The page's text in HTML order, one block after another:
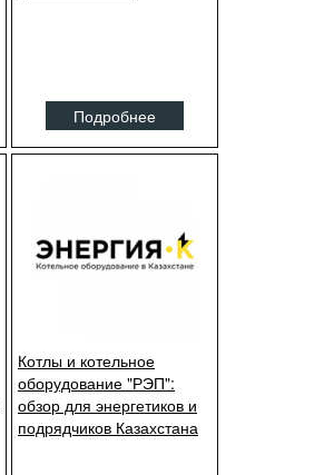
Подробнее
Котлы и котельное
оборудование "РЭП":
обзор для энергетиков и
подрядчиков Казахстана